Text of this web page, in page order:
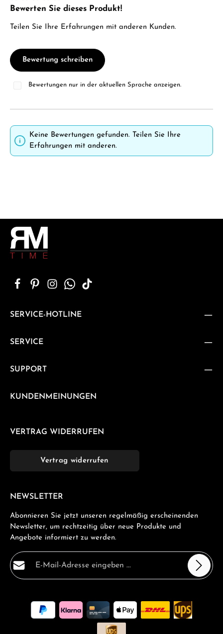
Durchschnittliche Bewertung von 0 von 5 Sternen
Bewerten Sie dieses Produkt!
Teilen Sie Ihre Erfahrungen mit anderen Kunden.
Bewertung schreiben
Bewertungen nur in der aktuellen Sprache anzeigen.
Keine Bewertungen gefunden. Teilen Sie Ihre
Erfahrungen mit anderen.
SERVICE-HOTLINE
SERVICE
SUPPORT
KUNDENMEINUNGEN
VERTRAG WIDERRUFEN
Vertrag widerrufen
NEWSLETTER
Abonnieren Sie jetzt unseren regelmäßig erscheinenden
Newsletter, um rechtzeitig über neue Produkte und
Angebote informiert zu werden.
E-Mail-Adresse*
Ich habe die
Datenschutzbestimmungen
zur Kenntnis
genommen und dieAGBgelesen und bin mit ihnen
Pflichtfelder.